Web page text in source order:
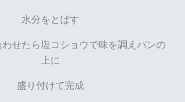
水分をとばす
せたら塩コショウで味を調えパンの
上に
盛り付けて完成